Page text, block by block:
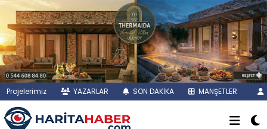
Projelerimiz YAZARLAR SON DAKİKA MANŞETLER